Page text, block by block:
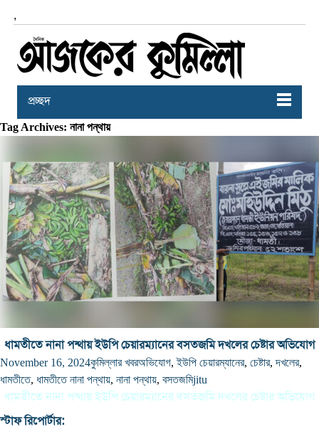
,
প্রচ্ছদ
Tag Archives: নানা পন্থায়
ধামতীতে নানা পন্থায় ইউপি চেয়ারম্যানের বসতজমি দখলের চেষ্টার অভিযোগ
November 16, 2024কুমিল্লার খবরঅভিযোগ,ইউপি চেয়ারম্যানের, চেষ্টার,দখলের,
ধামতীতে, ধামতীতে নানা পন্থায়, নানা পন্থায়, বসতজমিjitu
ধামতীতে নানা পন্থায় ইউপি চেয়ারম্যানের বসতজমি দখলের চেষ্টার অভিযোগ
স্টাফ রিপোর্টার: